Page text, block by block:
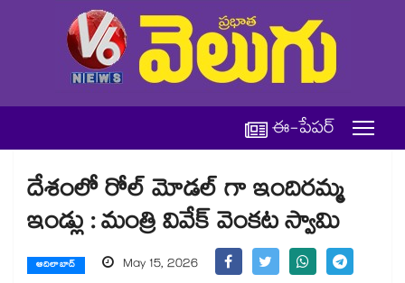
ఈ-పేపర్
దేశంలో రోల్ మోడల్ గా ఇందిరమ్మ
ఇండ్లు : మంత్రి వివేక్ వెంకట స్వామి
ఆదిలాబాద్ May 15, 2026